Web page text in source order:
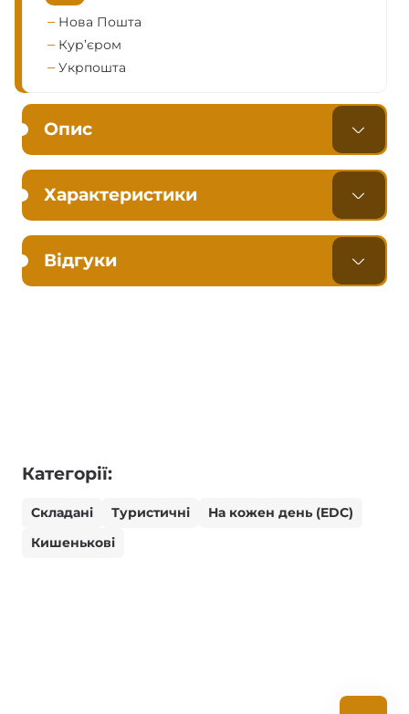
Нова Пошта
Кур’єром
Укрпошта
Опис
Характеристики
Відгуки
Категорії:
Складані Туристичні
На кожен день (EDC)
Кишенькові